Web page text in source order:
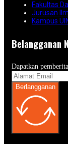
Fakultas
Jurusan
Kampus
Belangganan
Dapatkan
Berlangganan